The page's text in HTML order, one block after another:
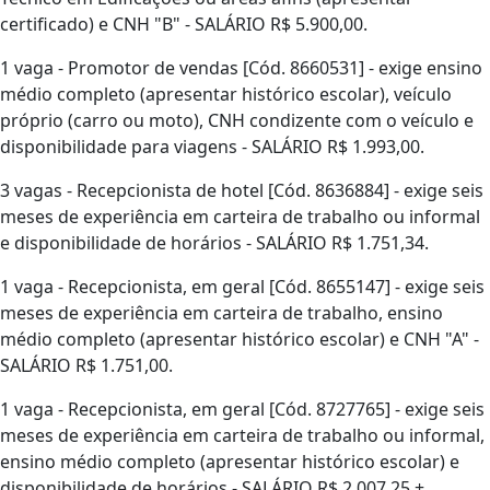
certificado) e CNH "B" - SALÁRIO R$ 5.900,00.
1 vaga - Promotor de vendas [Cód. 8660531] - exige ensino
médio completo (apresentar histórico escolar), veículo
próprio (carro ou moto), CNH condizente com o veículo e
disponibilidade para viagens - SALÁRIO R$ 1.993,00.
3 vagas - Recepcionista de hotel [Cód. 8636884] - exige seis
meses de experiência em carteira de trabalho ou informal
e disponibilidade de horários - SALÁRIO R$ 1.751,34.
1 vaga - Recepcionista, em geral [Cód. 8655147] - exige seis
meses de experiência em carteira de trabalho, ensino
médio completo (apresentar histórico escolar) e CNH "A" -
SALÁRIO R$ 1.751,00.
1 vaga - Recepcionista, em geral [Cód. 8727765] - exige seis
meses de experiência em carteira de trabalho ou informal,
ensino médio completo (apresentar histórico escolar) e